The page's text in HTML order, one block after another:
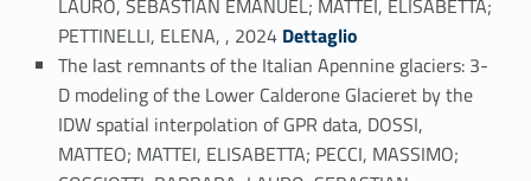
PETTINELLI, ELENA, , 2024 Link identifier #identifier_person_25674-7Dettaglio
The last remnants of the Italian Apennine glaciers: 3-
D modeling of the Lower Calderone Glacieret by the
IDW spatial interpolation of GPR data, DOSSI,
MATTEO; MATTEI, ELISABETTA; PECCI, MASSIMO;